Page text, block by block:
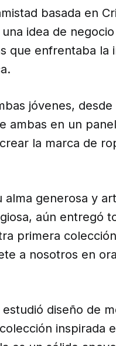
basada en
idea de
que enfrentaba la
jóvenes,
ambas en un
la marca de
alma generosa y
aún entregó
primera
a nosotros en
diseño de
inspirada